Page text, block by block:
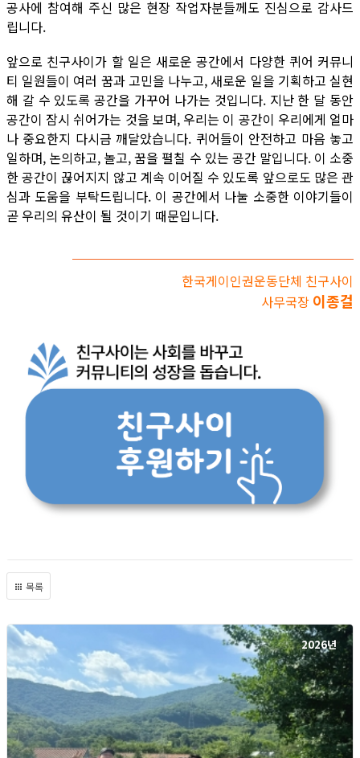
공사에 참여해 주신 많은 현장 작업자분들께도 진심으로 감사드
립니다.
앞으로 친구사이가 할 일은 새로운 공간에서 다양한 퀴어 커뮤니
티 일원들이 여러 꿈과 고민을 나누고, 새로운 일을 기획하고 실현
해 갈 수 있도록 공간을 가꾸어 나가는 것입니다. 지난 한 달 동안
공간이 잠시 쉬어가는 것을 보며, 우리는 이 공간이 우리에게 얼마
나 중요한지 다시금 깨달았습니다. 퀴어들이 안전하고 마음 놓고
일하며, 논의하고, 놀고, 꿈을 펼칠 수 있는 공간 말입니다. 이 소중
한 공간이 끊어지지 않고 계속 이어질 수 있도록 앞으로도 많은 관
심과 도움을 부탁드립니다. 이 공간에서 나눌 소중한 이야기들이
곧 우리의 유산이 될 것이기 때문입니다.
한국게이인권운동단체 친구사이
사무국장 이종걸
목록
2026년